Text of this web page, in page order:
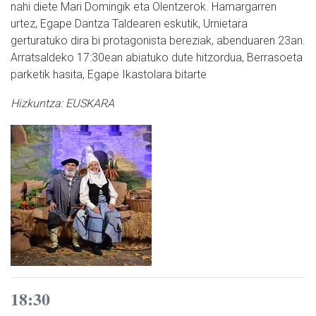
nahi diete Mari Domingik eta Olentzerok. Hamargarren
urtez, Egape Dantza Taldearen eskutik, Urnietara
gerturatuko dira bi protagonista bereziak, abenduaren 23an.
Arratsaldeko 17:30ean abiatuko dute hitzordua, Berrasoeta
parketik hasita, Egape Ikastolara bitarte
Hizkuntza:EUSKARA
18:30